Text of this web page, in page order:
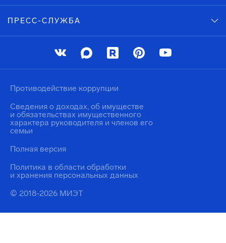
ПРЕСС-СЛУЖБА
© 2018-2026 МИЭТ
Политика в области обработки
и хранения персональных данных
Противодействие коррупции
Сведения о доходах, об имуществе
и обязательствах имущественного
характера руководителя и членов его
семьи
Полная версия